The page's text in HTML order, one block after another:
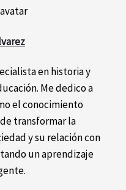
en historia y
Me dedico a
el conocimiento
transformar la
y su relación con
un aprendizaje